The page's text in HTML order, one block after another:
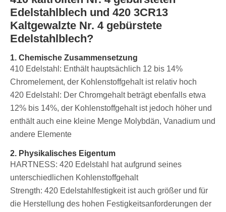
Edelstahlblech und 420 3CR13
Kaltgewalzte Nr. 4 gebürstete
Edelstahlblech?
1. Chemische Zusammensetzung
‌410 Edelstahl: Enthält hauptsächlich 12 bis 14%
Chromelement, der Kohlenstoffgehalt ist relativ hoch
420 Edelstahl: Der Chromgehalt beträgt ebenfalls etwa
12% bis 14%, der Kohlenstoffgehalt ist jedoch höher und
enthält auch eine kleine Menge Molybdän, Vanadium und
andere Elemente
2. Physikalisches Eigentum
‌HARTNESS: 420 Edelstahl hat aufgrund seines
unterschiedlichen Kohlenstoffgehalt
‌Strength: 420 Edelstahlfestigkeit ist auch größer und für
die Herstellung des hohen Festigkeitsanforderungen der